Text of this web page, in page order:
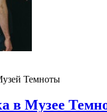
Темноты
в Музее